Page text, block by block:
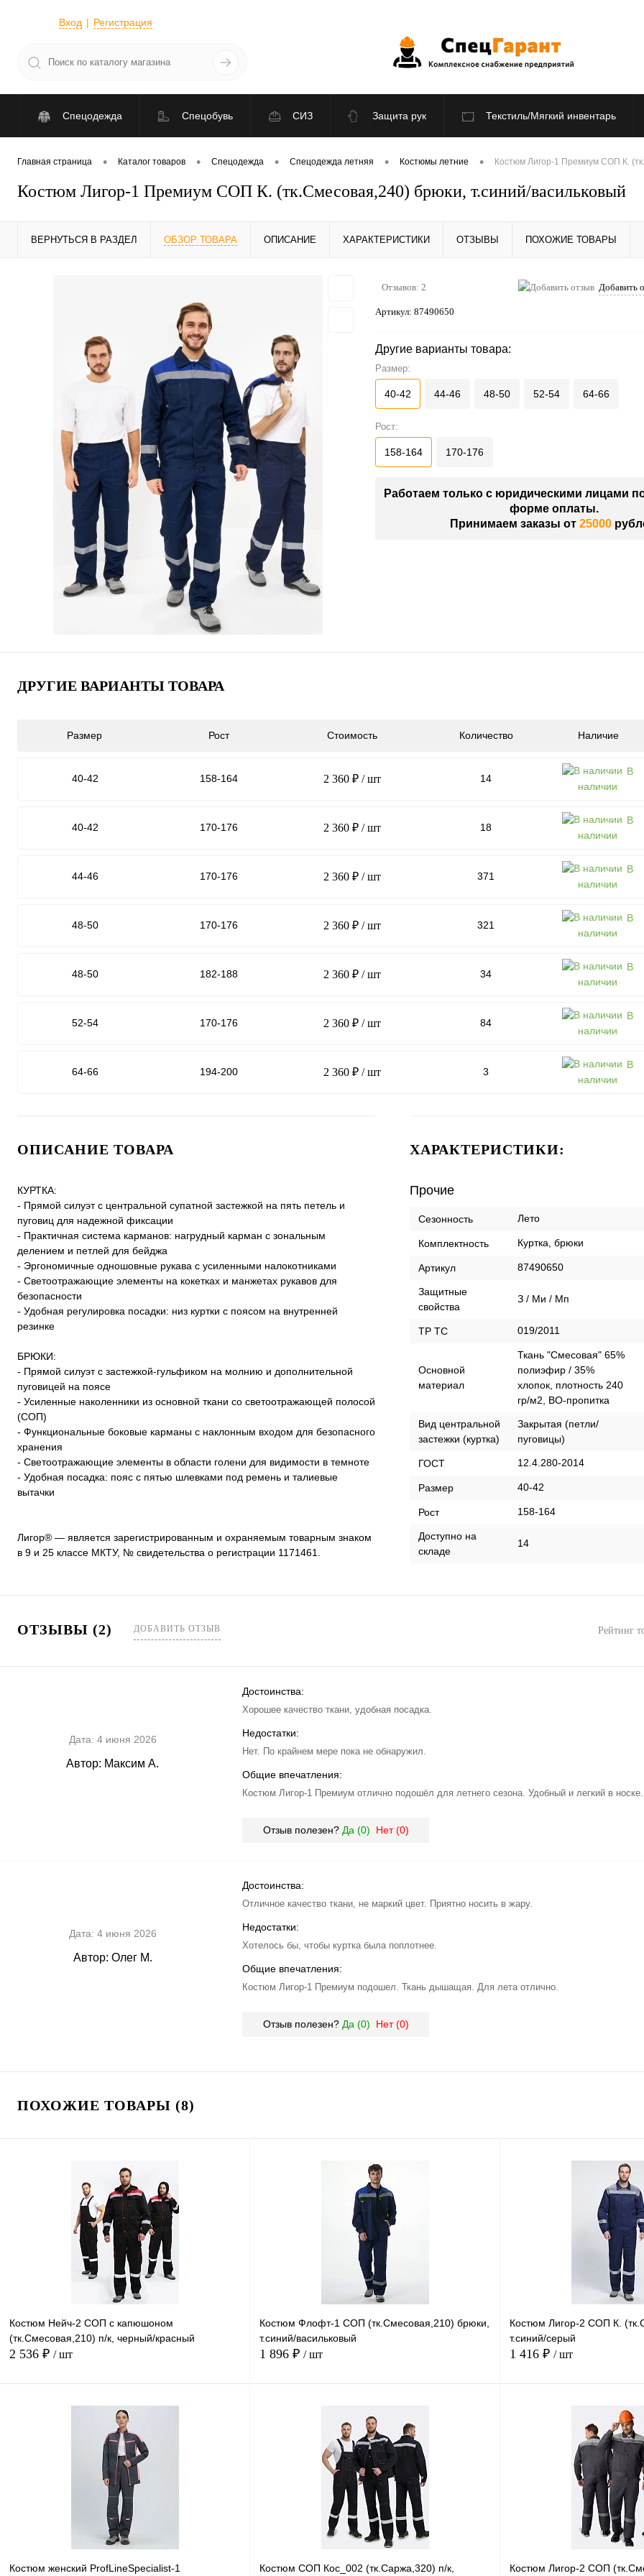
Вход Регистрация
Спецодежда Спецобувь СИЗ Защита рук Текстиль/Мягкий инвентарь
По отраслям Распродажа
Главная страница • Каталог товаров • Спецодежда • Спецодежда летняя • Костюмы летние • Костюм Лигор-1 Премиум СОП К.
Костюм Лигор-1 Премиум СОП К. (тк.Смесовая,240) брюки, т.синий/васильковый
ВЕРНУТЬСЯ В РАЗДЕЛ ОБЗОР ТОВАРА ОПИСАНИЕ ХАРАКТЕРИСТИКИ ОТЗЫВЫ ПОХОЖИЕ ТОВАРЫ
Отзывов: 2 Добавить
Артикул: 87490650
Другие варианты товара:
Размер:
40-42 44-46 48-50 52-54 64-66
Рост:
158-164 170-176
Работаем только с юридическими лицами
форме оплаты.
Принимаем заказы от 25000
ДРУГИЕ ВАРИАНТЫ ТОВАРА
Размер Рост Стоимость Количество Наличие
40-42 158-164 2 360 ₽ / шт 14
В
наличии
40-42 170-176 2 360 ₽ / шт 18
В
наличии
44-46 170-176 2 360 ₽ / шт 371
В
наличии
48-50 170-176 2 360 ₽ / шт 321
В
наличии
48-50 182-188 2 360 ₽ / шт 34
В
наличии
52-54 170-176 2 360 ₽ / шт 84
В
наличии
64-66 194-200 2 360 ₽ / шт 3
В
наличии
ОПИСАНИЕ ТОВАРА
КУРТКА:
- Прямой силуэт с центральной супатной застежкой на пять петель и
пуговиц для надежной фиксации
- Практичная система карманов: нагрудный карман с зональным
делением и петлей для бейджа
- Эргономичные одношовные рукава с усиленными налокотниками
- Светоотражающие элементы на кокетках и манжетах рукавов для
безопасности
- Удобная регулировка посадки: низ куртки с поясом на внутренней
резинке
БРЮКИ:
- Прямой силуэт с застежкой-гульфиком на молнию и дополнительной
пуговицей на поясе
- Усиленные наколенники из основной ткани со светоотражающей полосой
(СОП)
- Функциональные боковые карманы с наклонным входом для безопасного
хранения
- Светоотражающие элементы в области голени для видимости в темноте
- Удобная посадка: пояс с пятью шлевками под ремень и талиевые
вытачки
Лигор® — является зарегистрированным и охраняемым товарным знаком
в 9 и 25 классе МКТУ, № свидетельства о регистрации 1171461.
ХАРАКТЕРИСТИКИ:
Прочие
Сезонность Лето
Комплектность Куртка, брюки
Артикул 87490650
Защитные
свойства
З / Ми / Мп
ТР ТС 019/2011
Основной
материал
Ткань "Смесовая" 65%
полиэфир / 35%
хлопок, плотность 240
гр/м2, ВО-пропитка
Вид центральной
застежки (куртка)
Закрытая (петли/
пуговицы)
ГОСТ 12.4.280-2014
Размер 40-42
Рост 158-164
Доступно на
складе
14
ОТЗЫВЫ (2) ДОБАВИТЬ ОТЗЫВ Рейтинг
Дата: 4 июня 2026
Автор: Максим А.
Достоинства:
Хорошее качество ткани, удобная посадка.
Недостатки:
Нет. По крайнем мере пока не обнаружил.
Общие впечатления:
Костюм Лигор-1 Премиум отлично подошёл для летнего сезона. Удобный и легкий в носке.
Отзыв полезен? Да (0) Нет (0)
Дата: 4 июня 2026
Автор: Олег М.
Достоинства:
Отличное качество ткани, не маркий цвет. Приятно носить в жару.
Недостатки:
Хотелось бы, чтобы куртка была поплотнее.
Общие впечатления:
Костюм Лигор-1 Премиум подошел. Ткань дышащая. Для лета отлично.
Отзыв полезен? Да (0) Нет (0)
ПОХОЖИЕ ТОВАРЫ (8)
Костюм Нейч-2 СОП с капюшоном
(тк.Смесовая,210) п/к, черный/красный
2 536 ₽ / шт
Купить в
В избранное
44-46 48-50 52-54
Костюм Флофт-1 СОП (тк.Смесовая,210) брюки,
т.синий/васильковый
1 896 ₽ / шт
Купить в
В избранное
наличии
48-50
Костюм Лигор-2 СОП К.
т.синий/серый
1 416 ₽ / шт
Купить в
В избранное
48-50
Костюм женский ProfLineSpecialist-1 Костюм СОП Кос_002 (тк.Саржа,320) п/к, Костюм Лигор-2 СОП